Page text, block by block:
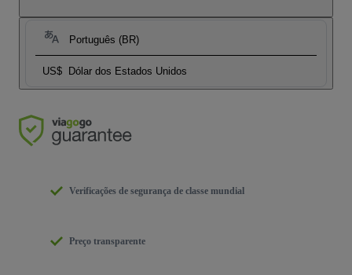
Português (BR)
US$ Dólar dos Estados Unidos
Verificações de segurança de classe mundial
Preço transparente